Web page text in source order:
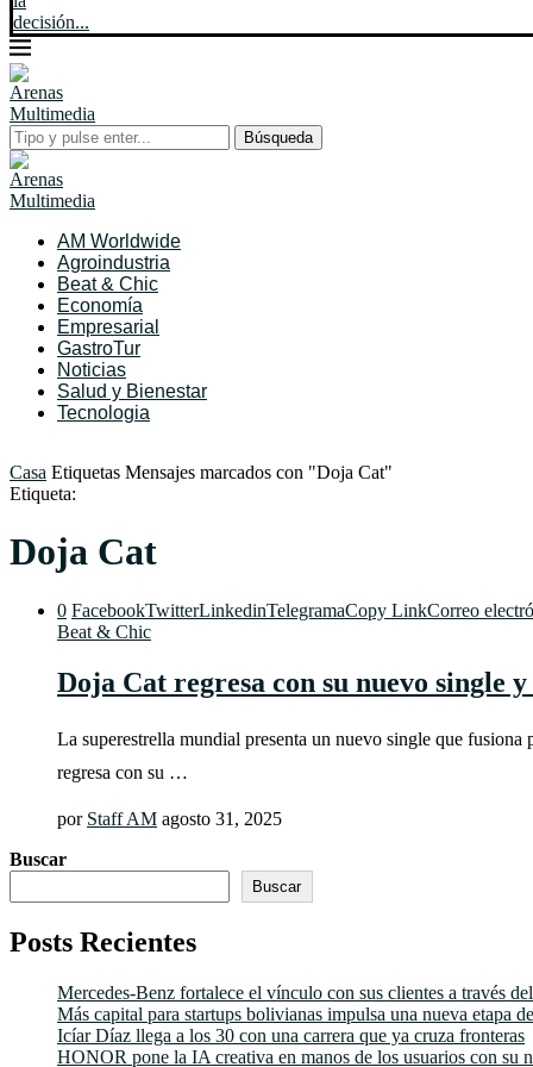
decisión...
Búsqueda
AM Worldwide
Agroindustria
Beat & Chic
Economía
Empresarial
GastroTur
Noticias
Salud y Bienestar
Tecnologia
Casa Etiquetas Mensajes marcados con "Doja Cat"
Etiqueta:
Doja Cat
0 FacebookTwitterLinkedinTelegramaCopy LinkCorreo
Beat & Chic
Doja Cat regresa con su nuevo single
La superestrella mundial presenta un nuevo single que
regresa con su …
por Staff AM agosto 31, 2025
Buscar
Buscar
Posts Recientes
Mercedes-Benz fortalece el vínculo con sus clientes a través
Más capital para startups bolivianas impulsa una nueva etapa
Icíar Díaz llega a los 30 con una carrera que ya cruza fronteras
HONOR pone la IA creativa en manos de los usuarios con su